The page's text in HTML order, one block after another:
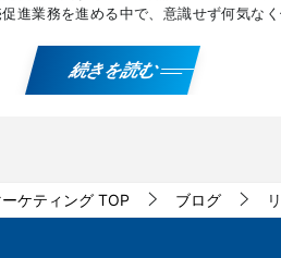
進業務を進める中で、意識せず何気なく
続きを読む
ケティング TOP ブログ